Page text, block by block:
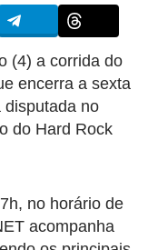
(4) a corrida do
encerra a sexta
disputada no
do Hard Rock
no horário de
acompanha